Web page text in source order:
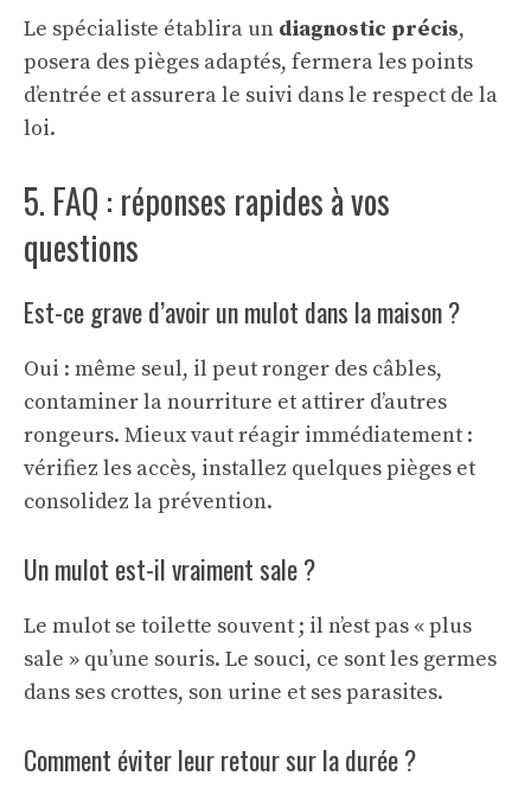
Le spécialiste établira un diagnostic précis,
posera des pièges adaptés, fermera les points
d’entrée et assurera le suivi dans le respect de la
loi.
5. FAQ : réponses rapides à vos
questions
Est-ce grave d’avoir un mulot dans la maison ?
Oui : même seul, il peut ronger des câbles,
contaminer la nourriture et attirer d’autres
rongeurs. Mieux vaut réagir immédiatement :
vérifiez les accès, installez quelques pièges et
consolidez la prévention.
Un mulot est-il vraiment sale ?
Le mulot se toilette souvent ; il n’est pas « plus
sale » qu’une souris. Le souci, ce sont les germes
dans ses crottes, son urine et ses parasites.
Comment éviter leur retour sur la durée ?